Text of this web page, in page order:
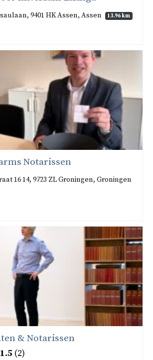
9401 HK Assen, Assen 13.96 km
Notarissen
16 14, 9723 ZL Groningen, Groningen
& Notarissen
1.5 2